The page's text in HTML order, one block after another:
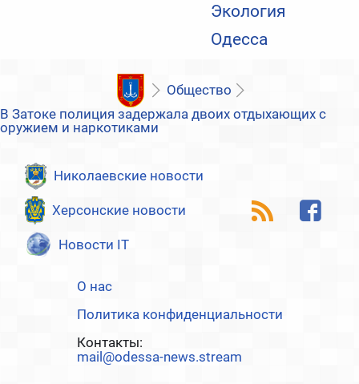
Экология
Одесса
Общество
В Затоке полиция задержала двоих отдыхающих с
оружием и наркотиками
Николаевские новости
Херсонские новости
Новости IT
О нас
Политика конфиденциальности
Контакты:
mail@odessa-news.stream